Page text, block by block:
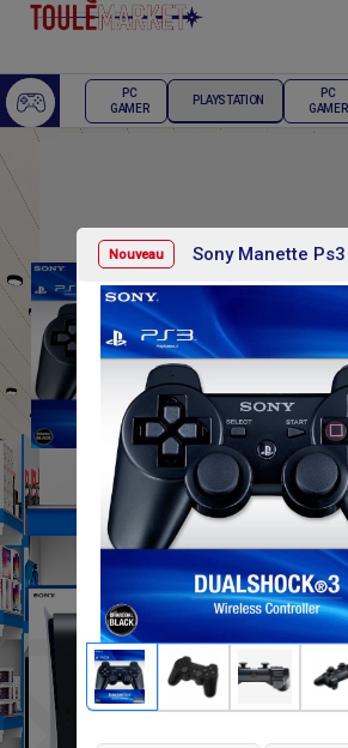
Nouveau Sony Manette
PC
GAMER
PLAYSTATION
PC
GAMER
15 000 30 000